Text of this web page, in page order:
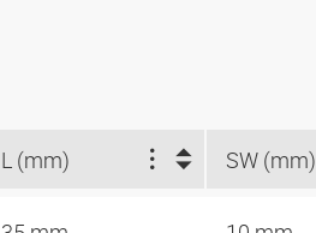
L (mm) SW (mm)